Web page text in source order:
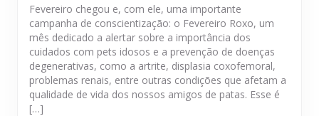
Fevereiro chegou e, com ele, uma importante
campanha de conscientização: o Fevereiro Roxo, um
mês dedicado a alertar sobre a importância dos
cuidados com pets idosos e a prevenção de doenças
degenerativas, como a artrite, displasia coxofemoral,
problemas renais, entre outras condições que afetam a
qualidade de vida dos nossos amigos de patas. Esse é
[…]